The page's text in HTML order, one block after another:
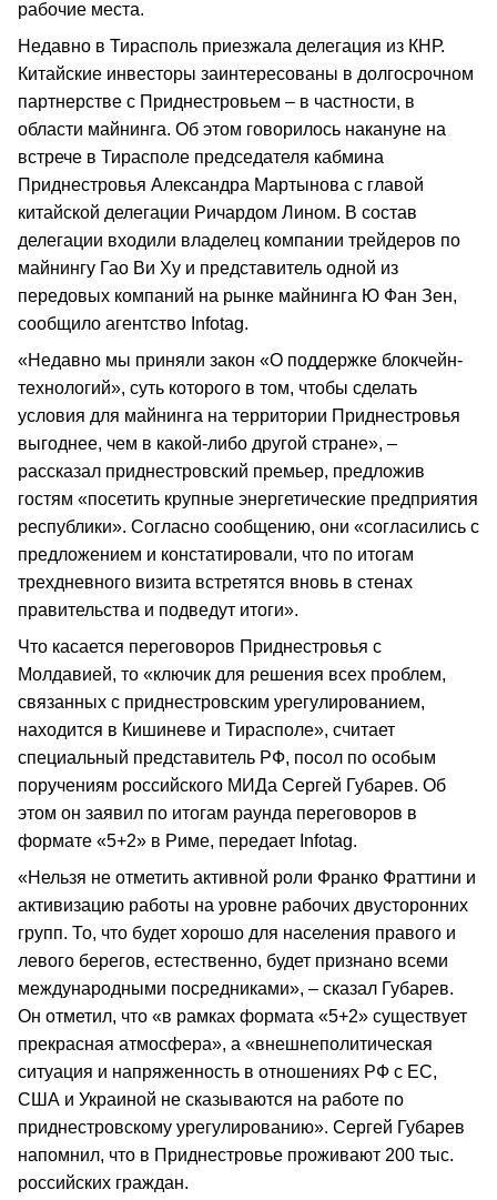
рабочие места.
Недавно в Тирасполь приезжала делегация из КНР.
Китайские инвесторы заинтересованы в долгосрочном
партнерстве с Приднестровьем – в частности, в
области майнинга. Об этом говорилось накануне на
встрече в Тирасполе председателя кабмина
Приднестровья Александра Мартынова с главой
китайской делегации Ричардом Лином. В состав
делегации входили владелец компании трейдеров по
майнингу Гао Ви Ху и представитель одной из
передовых компаний на рынке майнинга Ю Фан Зен,
сообщило агентство Infotag.
«Недавно мы приняли закон «О поддержке блокчейн-
технологий», суть которого в том, чтобы сделать
условия для майнинга на территории Приднестровья
выгоднее, чем в какой-либо другой стране», –
рассказал приднестровский премьер, предложив
гостям «посетить крупные энергетические предприятия
республики». Согласно сообщению, они «согласились с
предложением и констатировали, что по итогам
трехдневного визита встретятся вновь в стенах
правительства и подведут итоги».
Что касается переговоров Приднестровья с
Молдавией, то «ключик для решения всех проблем,
связанных с приднестровским урегулированием,
находится в Кишиневе и Тирасполе», считает
специальный представитель РФ, посол по особым
поручениям российского МИДа Сергей Губарев. Об
этом он заявил по итогам раунда переговоров в
формате «5+2» в Риме, передает Infotag.
«Нельзя не отметить активной роли Франко Фраттини и
активизацию работы на уровне рабочих двусторонних
групп. То, что будет хорошо для населения правого и
левого берегов, естественно, будет признано всеми
международными посредниками», – сказал Губарев.
Он отметил, что «в рамках формата «5+2» существует
прекрасная атмосфера», а «внешнеполитическая
ситуация и напряженность в отношениях РФ с ЕС,
США и Украиной не сказываются на работе по
приднестровскому урегулированию». Сергей Губарев
напомнил, что в Приднестровье проживают 200 тыс.
российских граждан.